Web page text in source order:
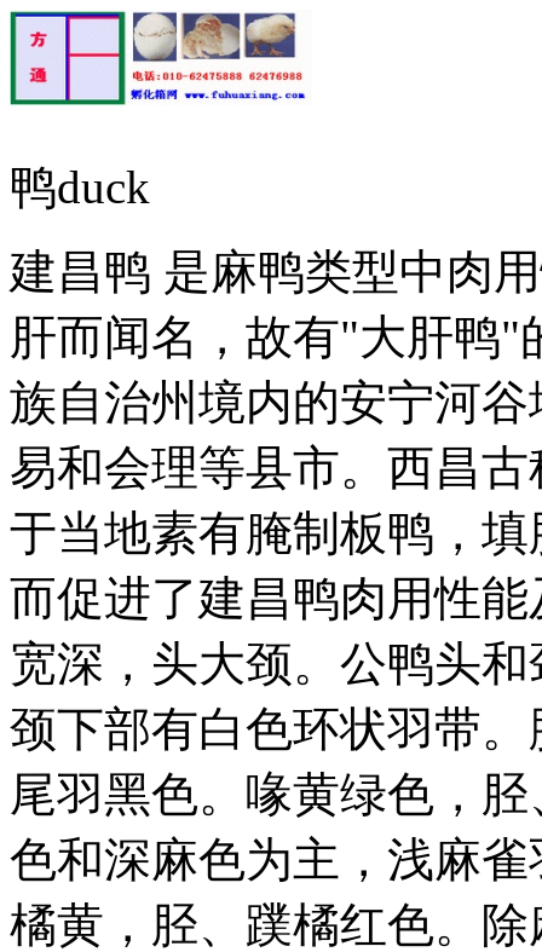
鸭duck
建昌鸭 是麻鸭类型中肉
肝而闻名，故有"大肝鸭"
族自治州境内的安宁河
易和会理等县市。西昌
于当地素有腌制板鸭，
而促进了建昌鸭肉用性
宽深，头大颈。公鸭头
颈下部有白色环状羽带
尾羽黑色。喙黄绿色，
色和深麻色为主，浅麻
橘黄，胫、蹼橘红色。